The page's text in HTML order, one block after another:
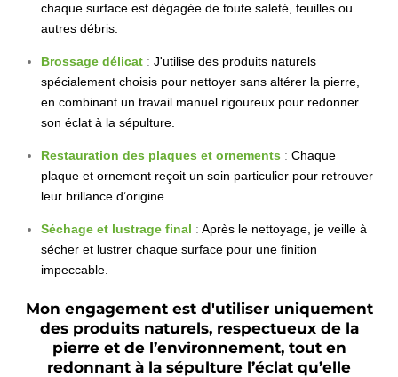
chaque surface est dégagée de toute saleté, feuilles ou
autres débris.
Brossage délicat : J'utilise des produits naturels
spécialement choisis pour nettoyer sans altérer la pierre,
en combinant un travail manuel rigoureux pour redonner
son éclat à la sépulture.
Restauration des plaques et ornements : Chaque
plaque et ornement reçoit un soin particulier pour retrouver
leur brillance d’origine.
Séchage et lustrage final : Après le nettoyage, je veille à
sécher et lustrer chaque surface pour une finition
impeccable.
Mon engagement est d'utiliser uniquement
des produits naturels, respectueux de la
pierre et de l’environnement, tout en
redonnant à la sépulture l’éclat qu’elle